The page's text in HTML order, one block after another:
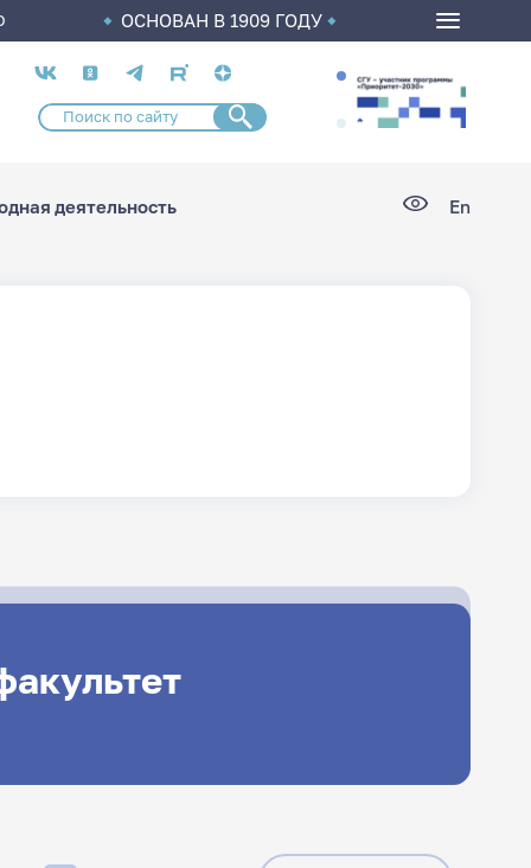
ОСНОВАН В 1909 ГОДУ
Социальные
сети
деятельность En